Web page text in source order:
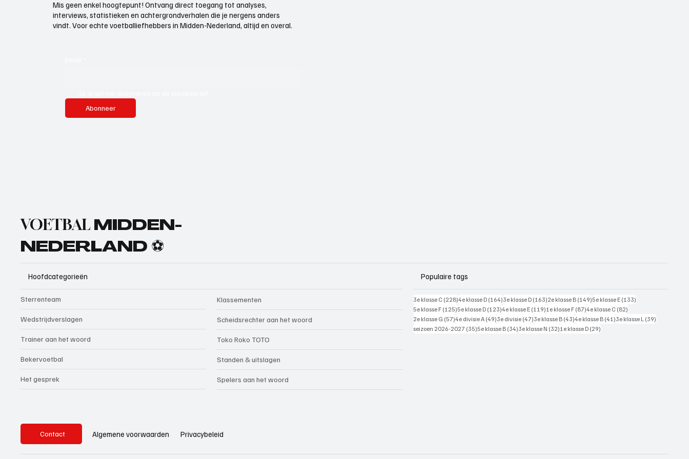
Mis geen enkel hoogtepunt! Ontvang direct toegang tot analyses,
interviews, statistieken en achtergrondverhalen die je nergens anders
vindt. Voor echte voetballiefhebbers in Midden-Nederland, altijd en overal.
Abonneer
VOETBAL MIDDEN-
NEDERLAND ⚽
Hoofdcategorieën
Sterrenteam
Wedstrijdverslagen
Trainer aan het woord
Bekervoetbal
Het gesprek
Klassementen
Scheidsrechter aan het woord
Toko Roko TOTO
Standen & uitslagen
Spelers aan het woord
Populaire tags
3e klasse C (228)228 posts
4e klasse D (164)164 posts
3e klasse D (163)163 posts
2e klasse B (149)149 posts
5e klasse E (133)
5e klasse F (125)125 posts
5e klasse D (123)123 posts
4e klasse E (119)119 posts
1e klasse F (87)87 posts
4e klasse C (82)
2e klasse G (57)57 posts
4e divisie A (49)49 posts
3e divisie (47)47 posts
3e klasse B (43)43 posts
4e klasse B (41)41 posts
3e klasse L (39)
seizoen 2026-2027 (35)35 posts
5e klasse B (34)34 posts
3e klasse N (32)32 posts
1e klasse D (29)
Contact Algemene voorwaarden Privacybeleid